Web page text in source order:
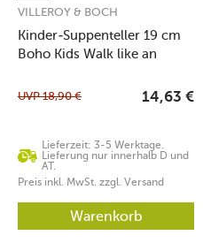
Kinder-Suppenteller 19 cm
Boho Kids Walk like an
VILLEROY & BOCH
Lieferzeit: 3-5 Werktage.
Lieferung nur innerhalb D und
AT.
UVP18,90 € 14,63 €
Preis inkl. MwSt. zzgl. Versand
Warenkorb